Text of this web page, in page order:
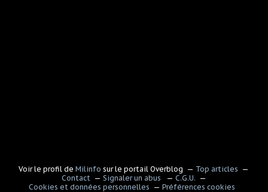
Voir le profil deMilinfo sur le portail Overblog
Top articles
Contact
Signaler un abus
C.G.U.
Cookies et données personnelles
Préférences cookies